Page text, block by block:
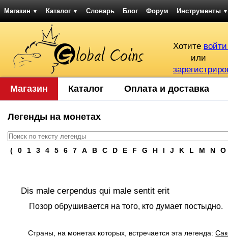
Магазин ▼ Каталог ▼ Словарь Блог Форум Инструменты ▼
Хотите
или
Магазин Каталог Оплата и доставка
Легенды на монетах
( 0 1 3 4 5 6 7 A B C D E F G H I J K L M N O
Dis male cerpendus qui male sentit erit
Позор обрушивается на того, кто думает постыдно.
Страны, на монетах которых, встречается эта легенда: